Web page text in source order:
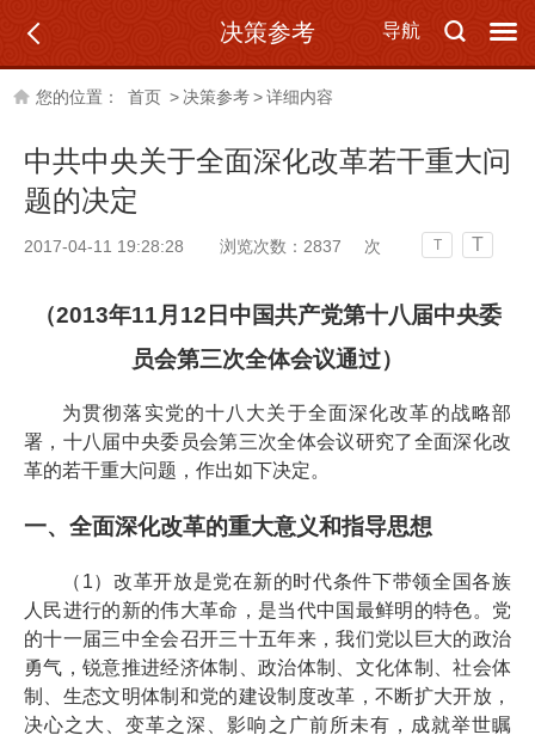
导航
决策参考
您的位置： 首页 > 决策参考>详细内容
中共中央关于全面深化改革若干重大问
题的决定
2017-04-11 19:28:28 浏览次数： 2837 次 T T
（2013年11月12日中国共产党第十八届中央委
员会第三次全体会议通过）
为贯彻落实党的十八大关于全面深化改革的战略部
署，十八届中央委员会第三次全体会议研究了全面深化改
革的若干重大问题，作出如下决定。
一、全面深化改革的重大意义和指导思想
（1）改革开放是党在新的时代条件下带领全国各族
人民进行的新的伟大革命，是当代中国最鲜明的特色。党
的十一届三中全会召开三十五年来，我们党以巨大的政治
勇气，锐意推进经济体制、政治体制、文化体制、社会体
制、生态文明体制和党的建设制度改革，不断扩大开放，
决心之大、变革之深、影响之广前所未有，成就举世瞩